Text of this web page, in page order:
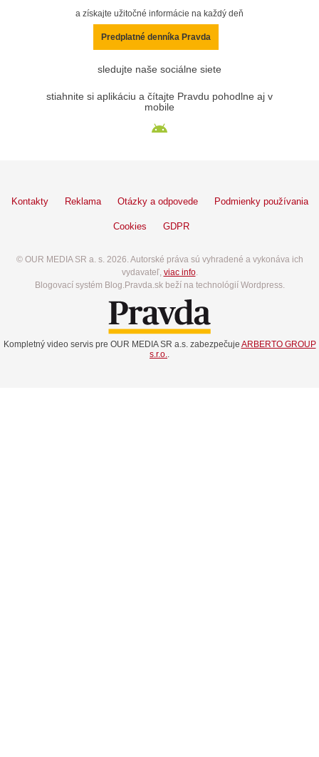
a získajte užitočné informácie na každý deň
Predplatné denníka Pravda
sledujte naše sociálne siete
stiahnite si aplikáciu a čítajte Pravdu pohodlne aj v
mobile
Kontakty Reklama Otázky a odpovede Podmienky používania
Cookies GDPR
© OUR MEDIA SR a. s. 2026. Autorské práva sú vyhradené a vykonáva ich
vydavateľ, viac info.
Blogovací systém Blog.Pravda.sk beží na technológií Wordpress.
Kompletný video servis pre OUR MEDIA SR a.s. zabezpečuje ARBERTO GROUP
s.r.o.